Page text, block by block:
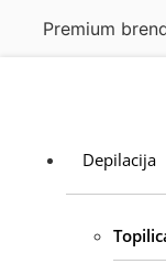
brendovi
Depilacija